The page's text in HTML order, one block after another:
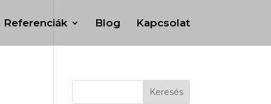
Blog Kapcsolat